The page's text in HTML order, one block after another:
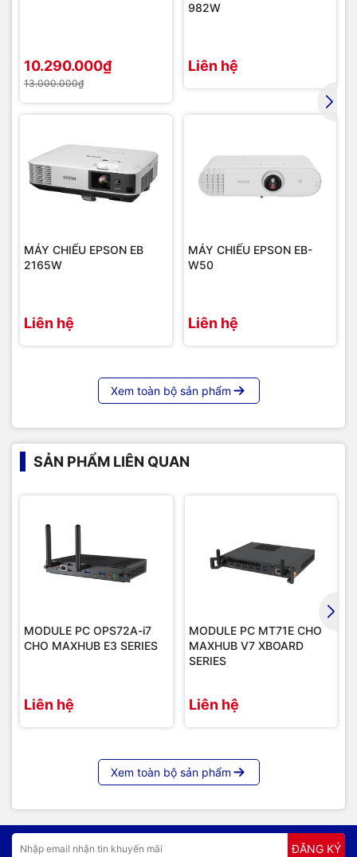
10.290.000₫
13.000.000₫
982W
Liên hệ
MÁY CHIẾU EPSON EB
2165W
Liên hệ
MÁY CHIẾU EPSON EB-
W50
Liên hệ
Xem toàn bộ sản phẩm
SẢN PHẨM LIÊN QUAN
MODULE PC OPS72A-i7
CHO MAXHUB E3 SERIES
Liên hệ
MODULE PC MT71E CHO
MAXHUB V7 XBOARD
SERIES
Liên hệ
Xem toàn bộ sản phẩm
ĐĂNG KÝ